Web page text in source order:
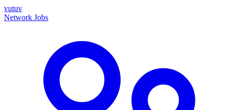
vutuv
Network Jobs